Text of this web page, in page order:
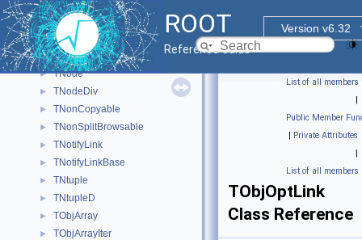
ROOT
Version v6.32
Reference Guide
► TNeuron
► TNewCanvasPainterReg
► TNewChainDlg
► TNewQueryDlg
► TNode
► TNodeDiv
► TNonCopyable
► TNonSplitBrowsable
► TNotifyLink
► TNotifyLinkBase
► TNtuple
► TNtupleD
► TObjArray
► TObjArrayIter
List of all members
|
Public Member
| Private Attributes
|
List of all members
TObjOptLink
Class Reference